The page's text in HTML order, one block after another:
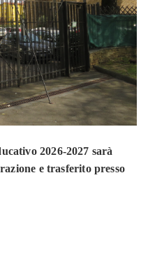
2026-2027 sarà
e trasferito presso